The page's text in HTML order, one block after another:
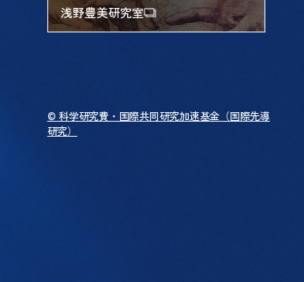
浅野豊美研究室
© 科学研究費・国際共同研究加速基金（国際先導
研究）